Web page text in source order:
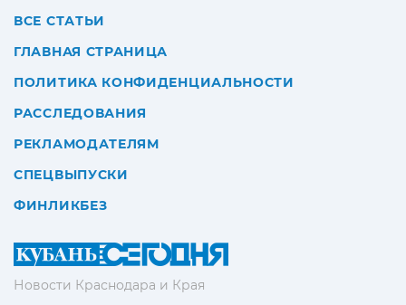
Новости Краснодара и Края
ВСЕ СТАТЬИ
ГЛАВНАЯ СТРАНИЦА
ПОЛИТИКА КОНФИДЕНЦИАЛЬНОСТИ
РАССЛЕДОВАНИЯ
РЕКЛАМОДАТЕЛЯМ
СПЕЦВЫПУСКИ
ФИНЛИКБЕЗ